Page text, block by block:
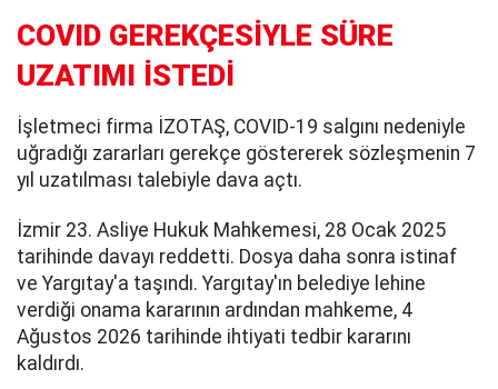
COVID GEREKÇESİYLE SÜRE
UZATIMI İSTEDİ
İşletmeci firma İZOTAŞ, COVID-19 salgını nedeniyle
uğradığı zararları gerekçe göstererek sözleşmenin 7
yıl uzatılması talebiyle dava açtı.
İzmir 23. Asliye Hukuk Mahkemesi, 28 Ocak 2025
tarihinde davayı reddetti. Dosya daha sonra istinaf
ve Yargıtay'a taşındı. Yargıtay'ın belediye lehine
verdiği onama kararının ardından mahkeme, 4
Ağustos 2026 tarihinde ihtiyati tedbir kararını
kaldırdı.